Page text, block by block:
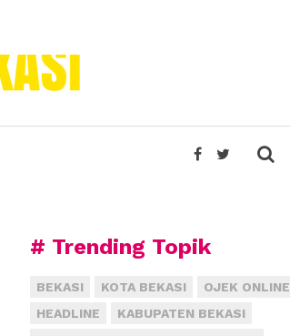
# Trending Topik
BEKASI KOTA BEKASI
OJEK ONLINE
HEADLINE
KABUPATEN BEKASI